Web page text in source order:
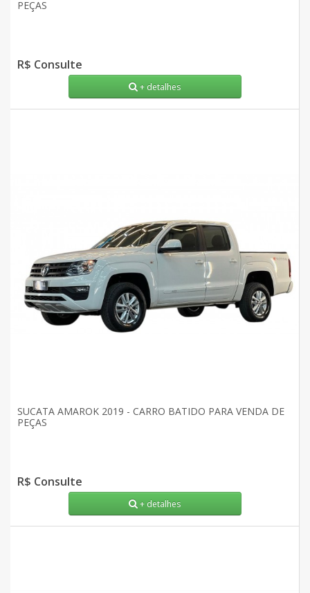
PEÇAS
R$ Consulte
+ detalhes
SUCATA AMAROK 2019 - CARRO BATIDO PARA VENDA DE
PEÇAS
R$ Consulte
+ detalhes